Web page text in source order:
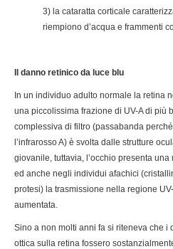
3) la cataratta corticale
riempiono d’acqua e frammenti
Il danno retinico da luce blu
In un individuo adulto normale la retina
una piccolissima frazione di UV-A di più
complessiva di filtro (passabanda
l’infrarosso A) è svolta dalle strutture
giovanile, tuttavia, l’occhio presenta
ed anche negli individui afachici
protesi) la trasmissione nella regione
aumentata.
Sino a non molti anni fa si riteneva che i
ottica sulla retina fossero